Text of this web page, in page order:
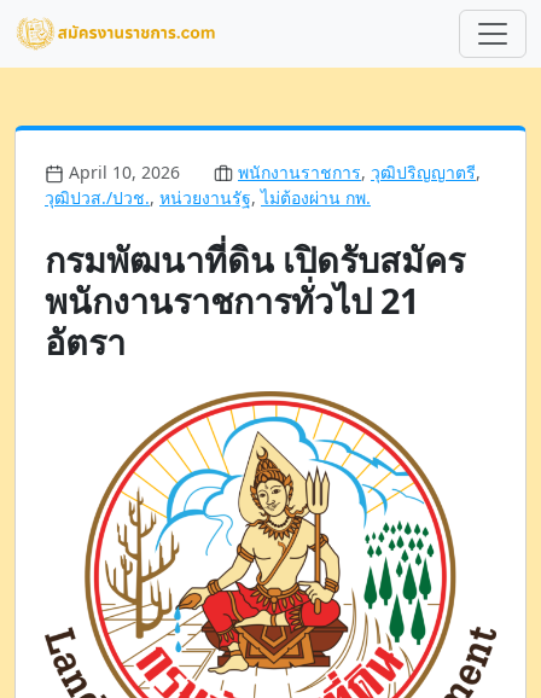
April 10, 2026 พนักงานราชการ, วุฒิปริญญาตรี,
วุฒิปวส./ปวช., หน่วยงานรัฐ,ไม่ต้องผ่าน กพ.
กรมพัฒนาที่ดิน เปิดรับสมัคร
พนักงานราชการทั่วไป 21
อัตรา